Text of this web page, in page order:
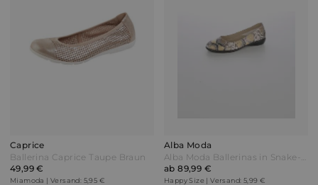
Caprice
Ballerina Caprice Taupe Braun
49,99 €
Miamoda | Versand: 5,95 €
Alba Moda
Alba Moda Ballerinas in Snake-Optik Goldfarben/Weiß/Multi
ab 89,99 €
Happy Size | Versand: 5,99 €